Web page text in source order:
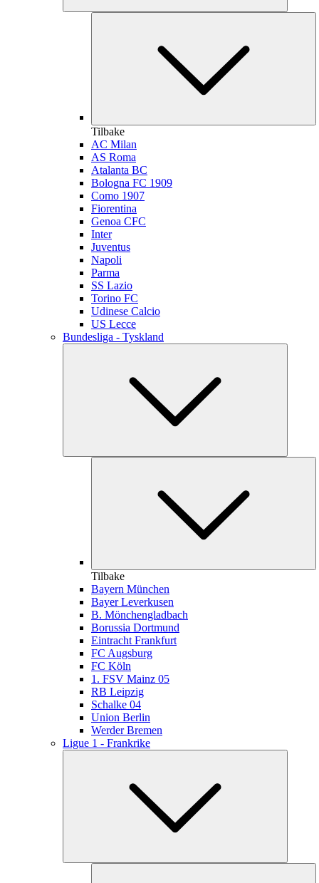
Tilbake
AC Milan
AS Roma
Atalanta BC
Bologna FC 1909
Como 1907
Fiorentina
Genoa CFC
Inter
Juventus
Napoli
Parma
SS Lazio
Torino FC
Udinese Calcio
US Lecce
Bundesliga - Tyskland
Tilbake
Bayern München
Bayer Leverkusen
B. Mönchengladbach
Borussia Dortmund
Eintracht Frankfurt
FC Augsburg
FC Köln
1. FSV Mainz 05
RB Leipzig
Schalke 04
Union Berlin
Werder Bremen
Ligue 1 - Frankrike